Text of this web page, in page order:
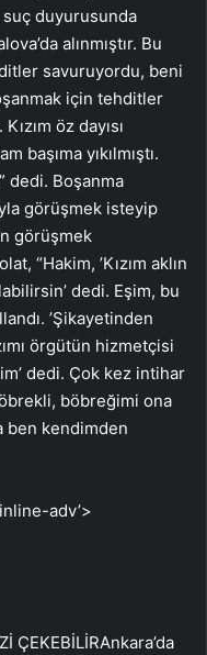
suç duyurusunda
alınmıştır. Bu
savuruyordu, beni
için tehditler
öz dayısı
başıma yıkılmıştı.
dedi. Boşanma
görüşmek isteyip
görüşmek
“Hakim, ’Kızım aklın
dedi. Eşim, bu
’Şikayetinden
örgütün hizmetçisi
dedi. Çok kez intihar
böbreğimi ona
ben kendimden
adv’>
ÇEKEBİLİRAnkara’da